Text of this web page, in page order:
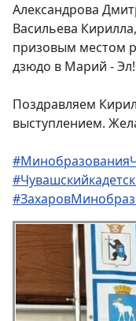
Александрова
Васильева
призовым местом
дзюдо в Марий - Эл!
Поздравляем
выступлением.